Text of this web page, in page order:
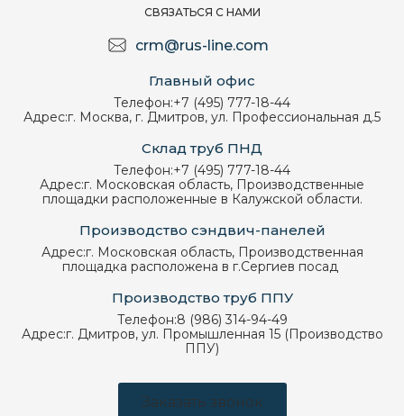
СВЯЗАТЬСЯ С НАМИ
crm@rus-line.com
Главный офис
Телефон:+7 (495) 777-18-44
Адрес:г. Москва, г. Дмитров, ул. Профессиональная д.5
Склад труб ПНД
Телефон:+7 (495) 777-18-44
Адрес:г. Московская область, Производственные
площадки расположенные в Калужской области.
Производство сэндвич-панелей
Адрес:г. Московская область, Производственная
площадка расположена в г.Сергиев посад
Производство труб ППУ
Телефон:8 (986) 314-94-49
Адрес:г. Дмитров, ул. Промышленная 15 (Производство
ППУ)
Заказать звонок